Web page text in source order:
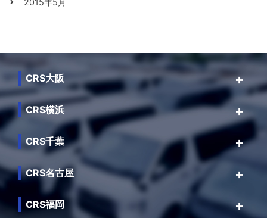
2015年5月
CRS大阪
CRS横浜
CRS千葉
CRS名古屋
CRS福岡